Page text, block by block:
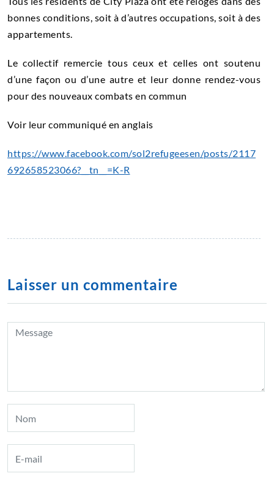
bonnes conditions, soit à d’autres occupations, soit à des
appartements.
Le collectif remercie tous ceux et celles ont soutenu
d’une façon ou d’une autre et leur donne rendez-vous
pour des nouveaux combats en commun
Voir leur communiqué en anglais
https://www.facebook.com/sol2refugeesen/posts/2117
692658523066?__tn__=K-R
Laisser un commentaire